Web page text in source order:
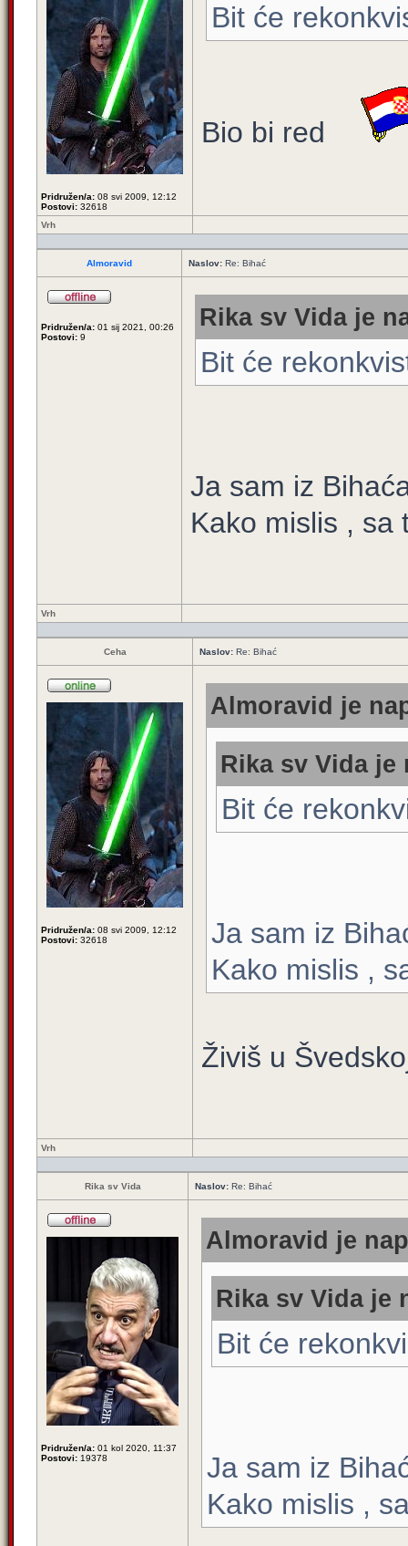
Pridružen/a: 08 svi 2009, 12:12
Postovi: 32618
Bit će
Bio bi red
Vrh
Almoravid Naslov: Re: Bihać
Pridružen/a: 01 sij 2021, 00:26
Postovi: 9
Rika sv Vida je
Bit će
Ja sam iz
Kako mislis , sa
Vrh
Ceha Naslov: Re: Bihać
Pridružen/a: 08 svi 2009, 12:12
Postovi: 32618
Almoravid je
Rika sv Vida je
Bit će
Ja sam iz
Kako mislis ,
Živiš u
Vrh
Rika sv Vida Naslov: Re: Bihać
Pridružen/a: 01 kol 2020, 11:37
Postovi: 19378
Almoravid je
Rika sv Vida je
Bit će
Ja sam iz
Kako mislis ,